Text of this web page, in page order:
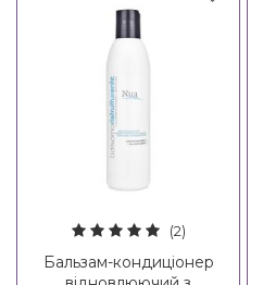
(2)
Бальзам-кондиціонер